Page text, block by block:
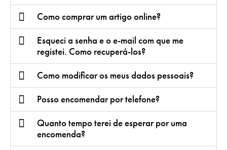
Como comprar um artigo online?
Esqueci a senha e o e-mail com que me
registei. Como recuperá-los?
Como modificar os meus dados pessoais?
Posso encomendar por telefone?
Quanto tempo terei de esperar por uma
encomenda?